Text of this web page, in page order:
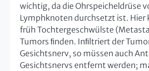
wichtig, da die Ohrspeicheldrüse
Lymphknoten durchsetzt ist. Hier
früh Tochtergeschwülste
Tumors ﬁnden. Inﬁltriert der
Gesichtsnerv, so müssen auch
Gesichtsnervs entfernt werden;